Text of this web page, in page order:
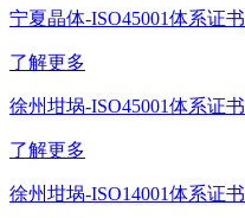
宁夏晶体-ISO45001体系证书
了解更多
徐州坩埚-ISO45001体系证书
了解更多
徐州坩埚-ISO14001体系证书